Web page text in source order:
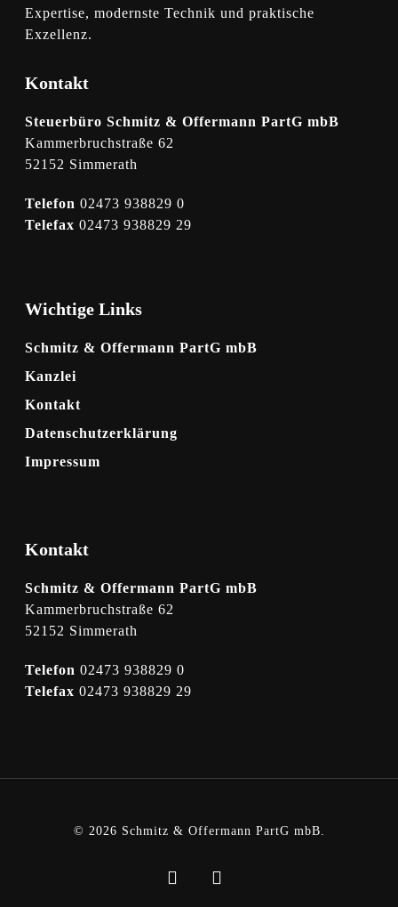
Expertise, modernste Technik und praktische
Exzellenz.
Kontakt
Steuerbüro Schmitz & Offermann PartG mbB
Kammerbruchstraße 62
52152 Simmerath
Telefon 02473 938829 0
Telefax 02473 938829 29
Wichtige Links
Schmitz & Offermann PartG mbB
Kanzlei
Kontakt
Datenschutzerklärung
Impressum
Kontakt
Schmitz & Offermann PartG mbB
Kammerbruchstraße 62
52152 Simmerath
Telefon 02473 938829 0
Telefax 02473 938829 29
© 2026 Schmitz & Offermann PartG mbB.
phone email